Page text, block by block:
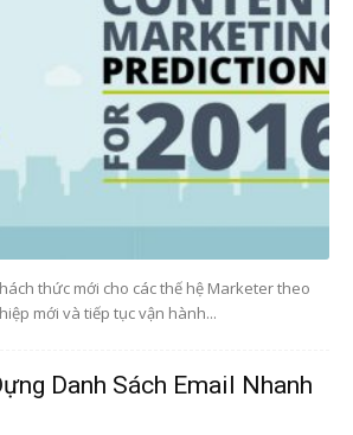
thức mới cho các thế hệ Marketer theo
mới và tiếp tục vận hành...
Danh Sách Email Nhanh